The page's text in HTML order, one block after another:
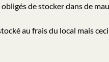
de stocker dans de
au frais du local mais ceci